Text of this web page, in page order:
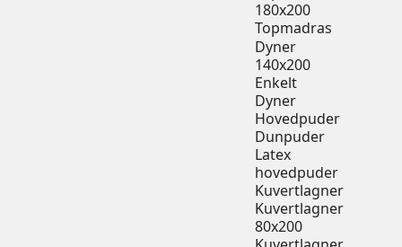
180x200
Topmadras
Dyner
140x200
Enkelt
Dyner
Hovedpuder
Dunpuder
Latex
hovedpuder
Kuvertlagner
Kuvertlagner
80x200